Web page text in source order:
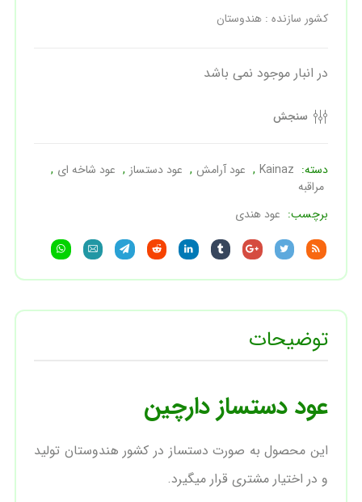
کشور سازنده : هندوستان
در انبار موجود نمی باشد
سنجش
دسته: Kainaz
, عود آرامش , عود دستساز , عود شاخه ای ,
مراقبه
برچسب: عود هندی
توضیحات
عود دستساز دارچین
این محصول به صورت دستساز در کشور هندوستان تولید
و در اختیار مشتری قرار میگیرد.